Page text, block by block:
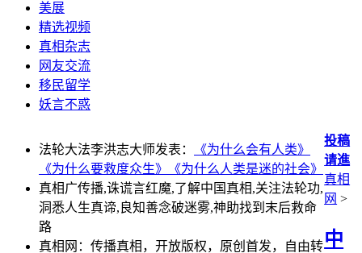
美展
精选视频
真相杂志
网友交流
移民留学
妖言不惑
法轮大法李洪志大师发表：
《为什么会有人类》
《为什么要救度众生》
《为什么人类是迷的社会》
真相广传播,诛谎言红魔,了解中国真相,关注法轮功,
洞悉人生真谛,良知善念破迷雾,神助找到末后救命
路
真相网：传播真相，开放版权，原创首发，自由转
投稿
请進
真相
网 >
中